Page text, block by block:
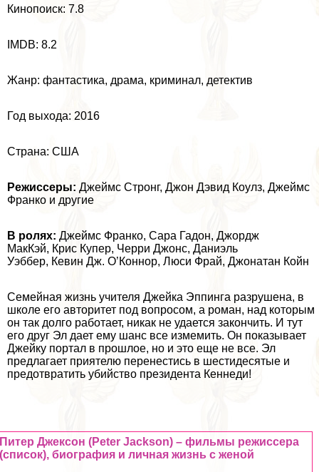
Кинопоиск: 7.8
IMDB: 8.2
Жанр: фантастика, драма, криминал, детектив
Год выхода: 2016
Страна: США
Режиссеры: Джеймс Стронг, Джон Дэвид Коулз, Джеймс
Франко и другие
В ролях: Джеймс Франко, Сара Гадон, Джордж
МакКэй, Крис Купер, Черри Джонс, Даниэль
Уэббер, Кевин Дж. О’Коннор, Люси Фрай, Джонатан Койн
Семейная жизнь учителя Джейка Эппинга разрушена, в
школе его авторитет под вопросом, а роман, над которым
он так долго работает, никак не удается закончить. И тут
его друг Эл дает ему шанс все измемить. Он показывает
Джейку портал в прошлое, но и это еще не все. Эл
предлагает приятелю перенестись в шестидесятые и
предотвратить убийство президента Кеннеди!
Питер Джексон (Peter Jackson) – фильмы режиссера
(список), биография и личная жизнь с женой